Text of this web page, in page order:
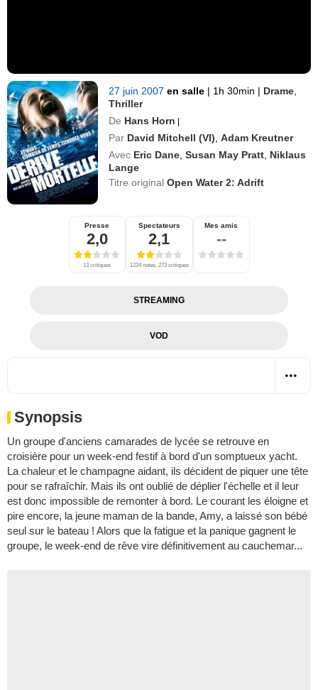
27 juin 2007en salle | 1h 30min | Drame
Thriller
De Hans Horn |
Par David Mitchell (VI) ,Adam Kreutner
Avec Eric Dane ,Susan May Pratt Niklaus
Lange
Titre originalOpen Water 2: Adrift
Presse
2,0
13 critiques
Spectateurs
2,1
1224 notes, 273 critiques
Mes amis
--
STREAMING
VOD
Synopsis
Un groupe d'anciens camarades de lycée se retrouve en
croisière pour un week-end festif à bord d'un somptueux yacht.
La chaleur et le champagne aidant, ils décident de piquer une tête
pour se rafraîchir. Mais ils ont oublié de déplier l'échelle et il leur
est donc impossible de remonter à bord. Le courant les éloigne et
pire encore, la jeune maman de la bande, Amy, a laissé son bébé
seul sur le bateau ! Alors que la fatigue et la panique gagnent le
groupe, le week-end de rêve vire définitivement au cauchemar...